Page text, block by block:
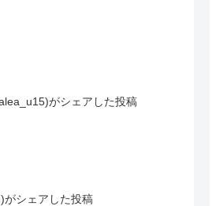
がシェアした投稿
がシェアした投稿